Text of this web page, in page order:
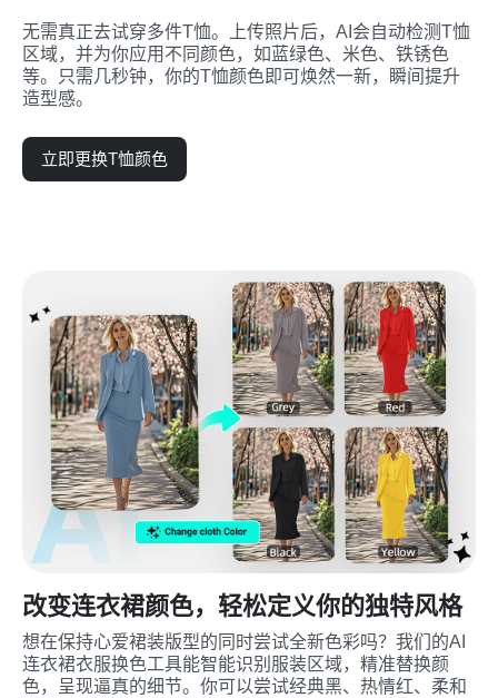
无需真正去试穿多件T恤。上传照片后，AI会自动检测T恤
区域，并为你应用不同颜色，如蓝绿色、米色、铁锈色
等。只需几秒钟，你的T恤颜色即可焕然一新，瞬间提升
造型感。
立即更换T恤颜色
改变连衣裙颜色，轻松定义你的独特风格
想在保持心爱裙装版型的同时尝试全新色彩吗？我们的AI
连衣裙衣服换色工具能智能识别服装区域，精准替换颜
色，呈现逼真的细节。你可以尝试经典黑、热情红、柔和